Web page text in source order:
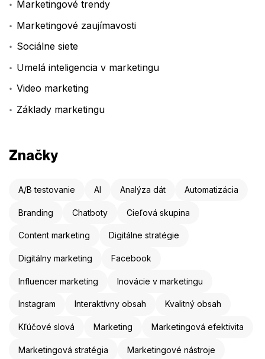
Marketingové trendy
Marketingové zaujímavosti
Sociálne siete
Umelá inteligencia v marketingu
Video marketing
Základy marketingu
Značky
A/B testovanie AI Analýza dát Automatizácia
Branding Chatboty Cieľová skupina
Content marketing Digitálne stratégie
Digitálny marketing Facebook
Influencer marketing Inovácie v marketingu
Instagram Interaktívny obsah Kvalitný obsah
Kľúčové slová Marketing Marketingová efektivita
Marketingová stratégia Marketingové nástroje